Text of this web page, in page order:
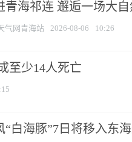
青海祁连 邂逅一场大
气网青海站 2026-08-06 10:26
至少14人死亡
“白海豚”7日将移入东